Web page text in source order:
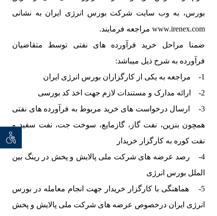
توان
بورس، به وب سایت شرکت بورس انرژی ایران به نشانی
www.irenex.com مراجعه فرمایند.
ضمنا مراحل خرید فرآورده های نفتی توسط متقاضیان
فرآورده به شرح ذیل میباشد:
1- مراجعه به یکی از کارگزاران بورس انرژی ایران
2- ارائه مدارک و مستندات لازم جهت اخذ کد بورسی
3- ارسال درخواست های خرید مربوط به فرآورده های نفتی
همچون بنزین، نفت گاز، گازمایع، سوخت جت، نفت سفید و
نفت کوره به کارگزار خریدار
4- رصد عرضه های شرکت ملی پالایش و پخش در رینگ بین
الملل بورس انرژی
5- هماهنگی با کارگزار خریدار جهت انجام معامله در بورس
انرژی ایران درخصوص عرضه های شرکت ملی پالایش و پخش